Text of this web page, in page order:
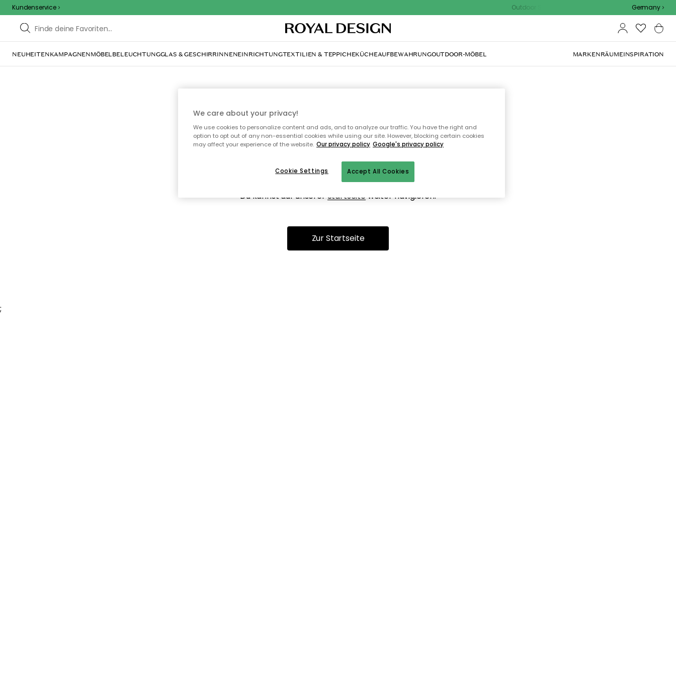
Kundenservice Outdoor Sale - 15% EXTRA rabatt mit code Germany
NEUHEITENKAMPAGNENMÖBELBELEUCHTUNGGLAS & GESCHIRRINNENEINRICHTUNGTEXTILIEN & TEPPICHEKÜCHEAUFBEWAHRUNGOUTDOOR-MÖBEL MARKENRÄUMEINSPIRATION
Ooops, die Seite wurde nicht
gefunden.
Du kannst auf unsererStartseiteweiter navigieren.
Zur Startseite
;
We care about your privacy!
We use cookies to personalize content and ads, and to analyze our traffic. You have the right and
option to opt out of any non-essential cookies while using our site. However, blocking certain cookies
may affect your experience of the website. Our privacy policy Google's privacy policy
Accept All Cookies
Cookie Settings